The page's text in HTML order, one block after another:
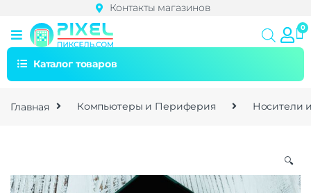
Контакты магазинов
Каталог товаров
Главная Компьютеры и Периферия Носители
🔍